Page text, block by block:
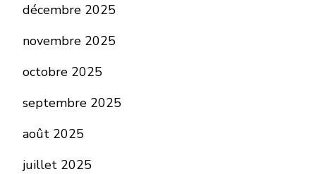
décembre 2025
novembre 2025
octobre 2025
septembre 2025
août 2025
juillet 2025